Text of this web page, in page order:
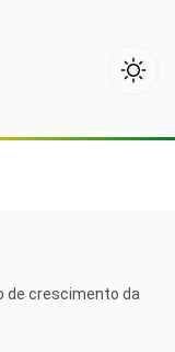
de crescimento da